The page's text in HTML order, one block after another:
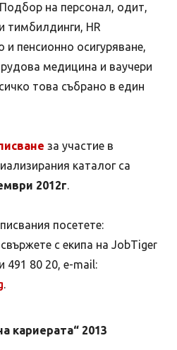
на персонал, одит,
тимбилдинги, HR
пенсионно осигуряване,
медицина и ваучери
това събрано в един
за участие в
каталог са
2012г.
посетете:
с екипа на JobTiger
491 80 20, e-mail:
.
кариерата“ 2013